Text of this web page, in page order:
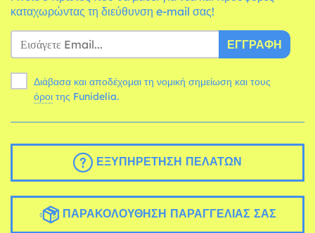
καταχωρώντας τη διεύθυνση e-mail σας!
ΕΓΓΡΑΦΉ
Διάβασα και αποδέχομαι τη νομική σημείωση και τους
όροι της Funidelia.
ΕΞΥΠΗΡΈΤΗΣΗ ΠΕΛΑΤΏΝ
ΠΑΡΑΚΟΛΟΎΘΗΣΗ ΠΑΡΑΓΓΕΛΊΑΣ ΣΑΣ